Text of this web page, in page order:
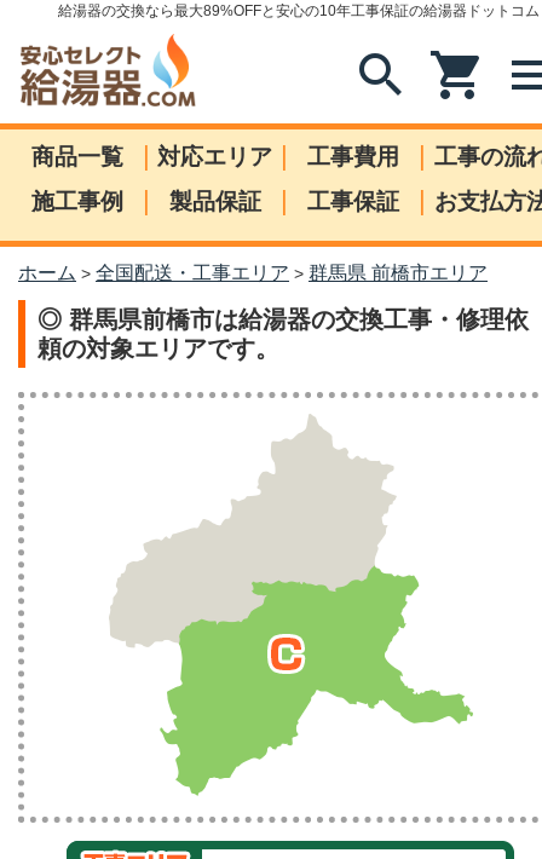
給湯器の交換なら最大89%OFFと安心の10年工事保証の給湯器ドットコム
search shopping_cart
商品一覧 | 対応エリア | 工事費用 | 工事の流
施工事例
| 製品保証 | 工事保証 | お支払方
ホーム > 全国配送・工事エリア > 群馬県 前橋市エリア
◎ 群馬県前橋市は給湯器の交換工事・修理依
頼の対象エリアです。